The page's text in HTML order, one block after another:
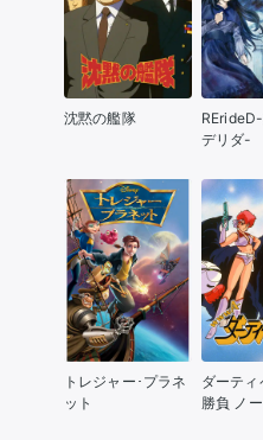
沈黙の艦隊
デリダ-
トレジャー･プラネ
ット
ダーテ
勝負 ノ